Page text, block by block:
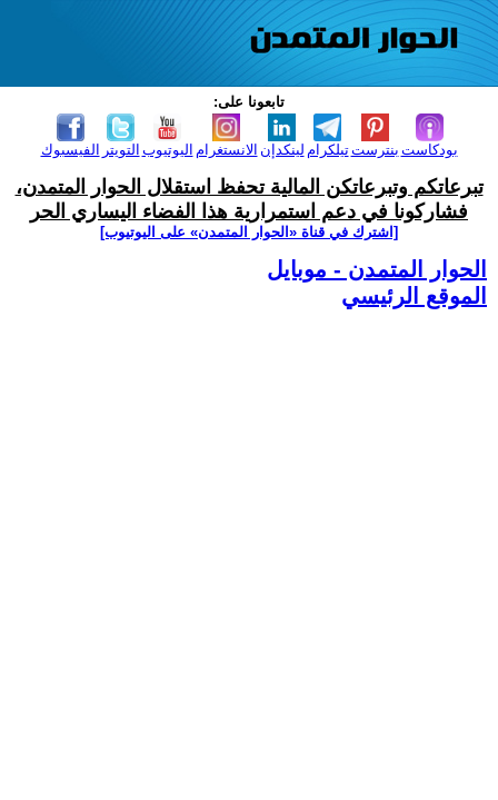
تابعونا على:
الفيسبوك التويتر اليوتيوب الانستغرام لينكدإن تيلكرامبنترست بودكاست
تبرعاتكم وتبرعاتكن المالية تحفظ استقلال الحوار المتمدن،
فشاركونا في دعم استمرارية هذا الفضاء اليساري الحر
[اشترك في قناة ‫«الحوار المتمدن» على اليوتيوب]
الحوار المتمدن - موبايل
الموقع الرئيسي